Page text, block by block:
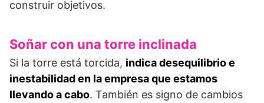
construir objetivos.
Soñar con una torre inclinada
Si la torre está torcida, indica desequilibrio e
inestabilidad en la empresa que estamos
llevando a cabo. También es signo de cambios